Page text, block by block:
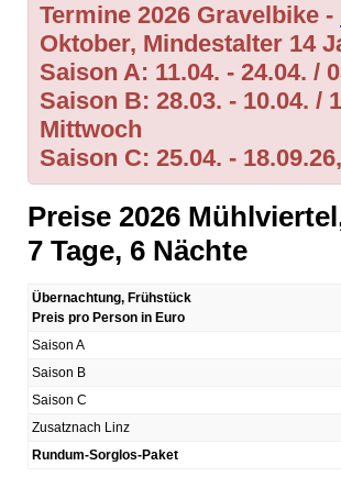
Termine 2026 Gravelbike -
Oktober, Mindestalter 14
Saison A: 11.04. - 24.04. /
Saison B: 28.03. - 10.04. /
Mittwoch
Saison C: 25.04. -
Preise 2026
7 Tage, 6 Nächte
Übernachtung, Frühstück
Preis pro Person in Euro
Saison A
Saison B
Saison C
Zusatznach Linz
Rundum-Sorglos-Paket